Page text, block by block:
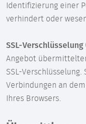
Identifizierung einer
verhindert oder
SSL-
Angebot
SSL-
Verbindungen an
Ihres Browsers.